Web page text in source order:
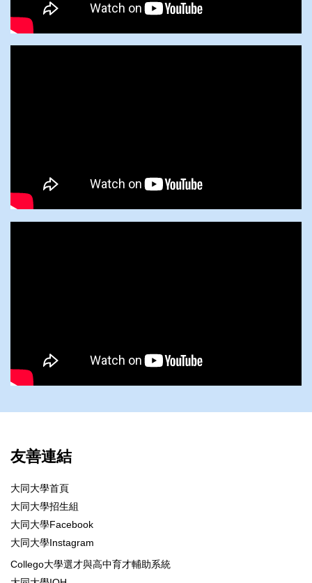
友善連結
大同大學首頁
大同大學招生組
大同大學Facebook
大同大學Instagram
Collego大學選才與高中育才輔助系統